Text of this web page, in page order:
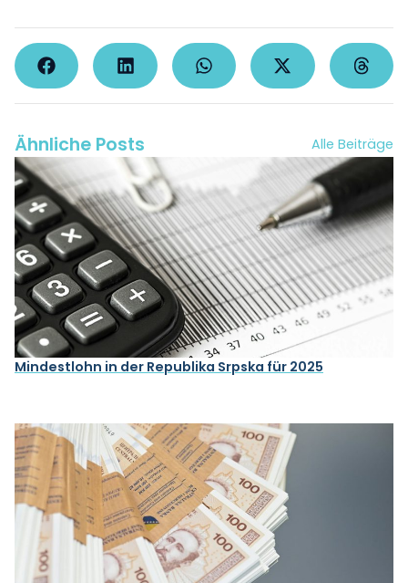
Ähnliche Posts Alle Beiträge
Mindestlohn in der Republika Srpska für 2025